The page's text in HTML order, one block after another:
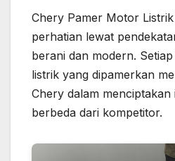
Chery Pamer Motor
perhatian lewat
berani dan modern.
listrik yang dipamerkan
Chery dalam menciptakan
berbeda dari kompetitor.